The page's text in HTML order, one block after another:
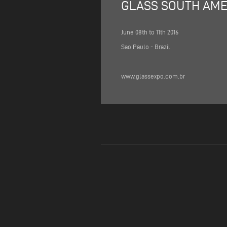
GLASS SOUTH
June 08th to 11th 2016
Sao Paulo - Brazil
www.glassexpo.com.br